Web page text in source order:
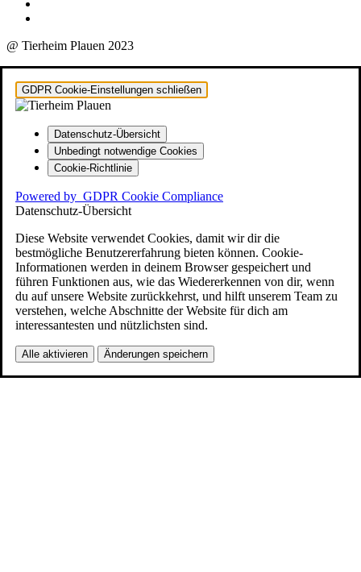
@ Tierheim Plauen 2023
GDPR Cookie-Einstellungen schließen
Datenschutz-Übersicht
Unbedingt notwendige Cookies
Cookie-Richtlinie
Powered by GDPR Cookie Compliance
Datenschutz-Übersicht
Diese Website verwendet Cookies, damit wir dir die
bestmögliche Benutzererfahrung bieten können. Cookie-
Informationen werden in deinem Browser gespeichert und
führen Funktionen aus, wie das Wiedererkennen von dir, wenn
du auf unsere Website zurückkehrst, und hilft unserem Team zu
verstehen, welche Abschnitte der Website für dich am
interessantesten und nützlichsten sind.
Alle aktivieren Änderungen speichern